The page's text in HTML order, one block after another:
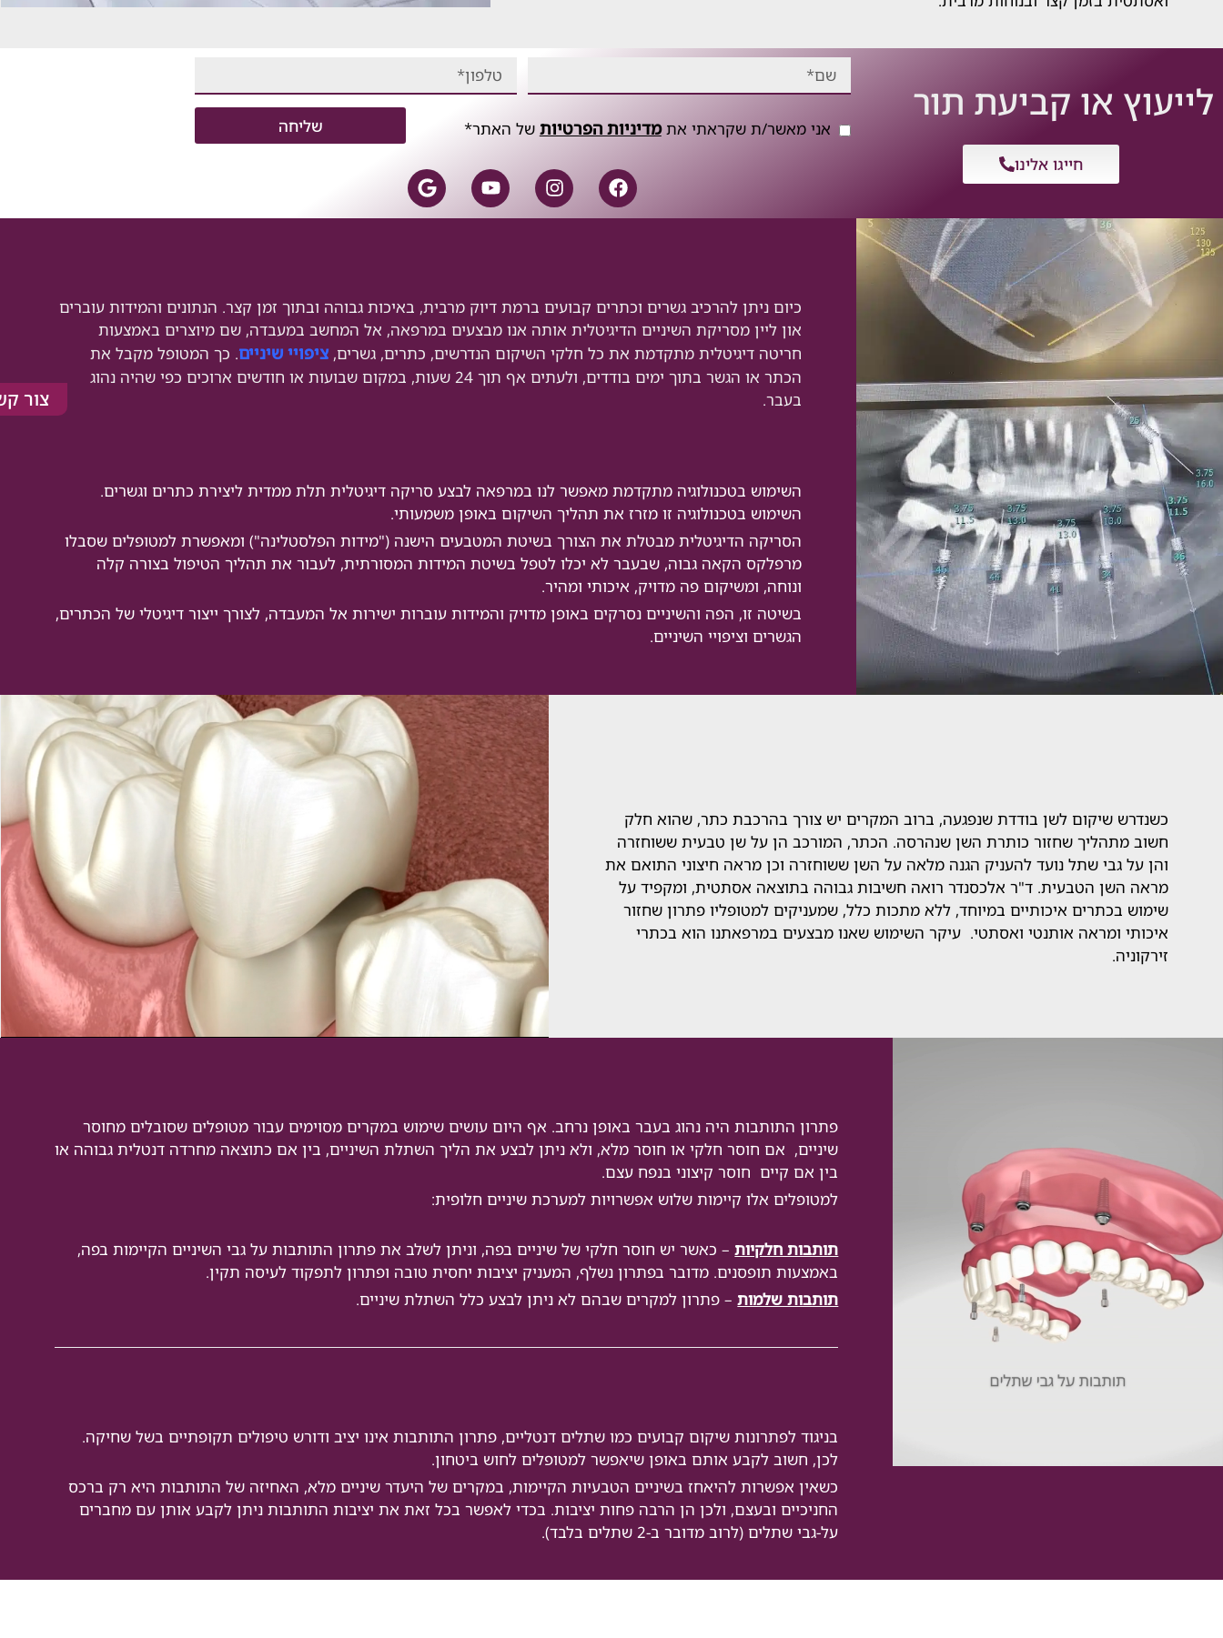
לייעוץ או קביעת תור
חייגו אלינו
אני מאשר/ת שקראתי אתמדיניות הפרטיות של האתר* שליחה
כיום ניתן להרכיב גשרים וכתרים קבועים ברמת דיוק מרבית, באיכות גבוהה ובתוך זמן קצר. הנתונים והמידות עוברים
און ליין מסריקת השיניים הדיגיטלית אותה אנו מבצעים במרפאה, אל המחשב במעבדה, שם מיוצרים באמצעות
חריטה דיגיטלית מתקדמת את כל חלקי השיקום הנדרשים, כתרים, גשרים,ציפויי שיניים. כך המטופל מקבל את
הכתר או הגשר בתוך ימים בודדים, ולעתים אף תוך 24 שעות, במקום שבועות או חודשים ארוכים כפי שהיה נהוג
בעבר.
השימוש בטכנולוגיה מתקדמת מאפשר לנו במרפאה לבצע סריקה דיגיטלית תלת ממדית ליצירת כתרים וגשרים.
השימוש בטכנולוגיה זו מזרז את תהליך השיקום באופן משמעותי.
הסריקה הדיגיטלית מבטלת את הצורך בשיטת המטבעים הישנה ("מידות הפלסטלינה") ומאפשרת למטופלים שסבלו
מרפלקס הקאה גבוה, שבעבר לא יכלו לטפל בשיטת המידות המסורתית, לעבור את תהליך הטיפול בצורה קלה
ונוחה, ומשיקום פה מדויק, איכותי ומהיר.
בשיטה זו, הפה והשיניים נסרקים באופן מדויק והמידות עוברות ישירות אל המעבדה, לצורך ייצור דיגיטלי של הכתרים,
הגשרים וציפויי השיניים.
כשנדרש שיקום לשן בודדת שנפגעה, ברוב המקרים יש צורך בהרכבת כתר, שהוא חלק
חשוב מתהליך שחזור כותרת השן שנהרסה. הכתר, המורכב הן על שן טבעית ששוחזרה
והן על גבי שתל נועד להעניק הגנה מלאה על השן ששוחזרה וכן מראה חיצוני התואם את
מראה השן הטבעית. ד"ר אלכסנדר רואה חשיבות גבוהה בתוצאה אסתטית, ומקפיד על
שימוש בכתרים איכותיים במיוחד, ללא מתכות כלל, שמעניקים למטופליו פתרון שחזור
איכותי ומראה אותנטי ואסתטי. עיקר השימוש שאנו מבצעים במרפאתנו הוא בכתרי
זירקוניה.
פתרון התותבות היה נהוג בעבר באופן נרחב. אף היום עושים שימוש במקרים מסוימים עבור מטופלים שסובלים מחוסר
שיניים, אם חוסר חלקי או חוסר מלא, ולא ניתן לבצע את הליך השתלת השיניים, בין אם כתוצאה מחרדה דנטלית גבוהה או
בין אם קיים חוסר קיצוני בנפח עצם.
למטופלים אלו קיימות שלוש אפשרויות למערכת שיניים חלופית:
תותבות חלקיות– כאשר יש חוסר חלקי של שיניים בפה, וניתן לשלב את פתרון התותבות על גבי השיניים הקיימות בפה,
באמצעות תופסנים. מדובר בפתרון נשלף, המעניק יציבות יחסית טובה ופתרון לתפקוד לעיסה תקין.
תותבות שלמות– פתרון למקרים שבהם לא ניתן לבצע כלל השתלת שיניים.
בניגוד לפתרונות שיקום קבועים כמו שתלים דנטליים, פתרון התותבות אינו יציב ודורש טיפולים תקופתיים בשל שחיקה.
לכן, חשוב לקבע אותם באופן שיאפשר למטופלים לחוש ביטחון.
כשאין אפשרות להיאחז בשיניים הטבעיות הקיימות, במקרים של היעדר שיניים מלא, האחיזה של התותבות היא רק ברכס
החניכיים ובעצם, ולכן הן הרבה פחות יציבות. בכדי לאפשר בכל זאת את יציבות התותבות ניתן לקבע אותן עם מחברים
על-גבי שתלים (לרוב מדובר ב-2 שתלים בלבד).
צור